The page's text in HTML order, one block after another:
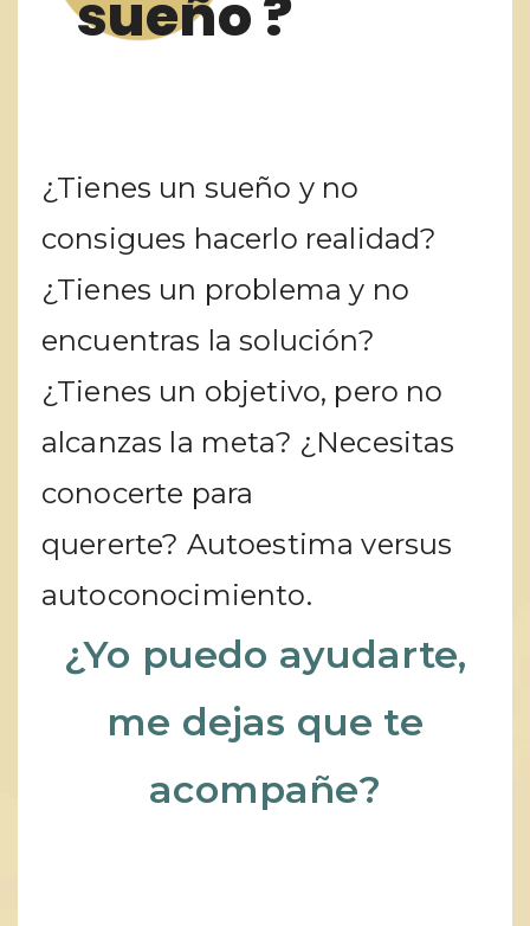
sueño ?
¿Tienes un sueño y no
consigues hacerlo realidad?
¿Tienes un problema y no
encuentras la solución?
¿Tienes un objetivo, pero no
alcanzas la meta? ¿Necesitas
conocerte para
quererte? Autoestima versus
autoconocimiento.
¿Yo puedo ayudarte,
me dejas que te
acompañe?